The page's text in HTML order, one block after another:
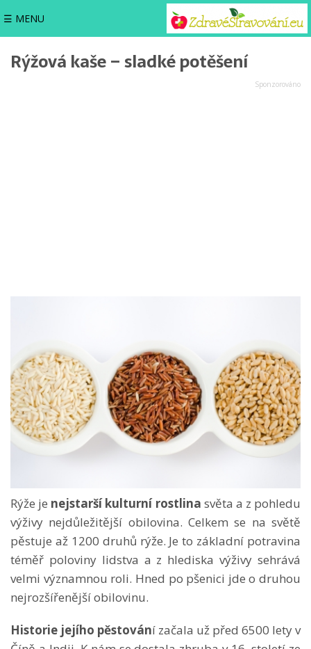
☰ MENU
Rýžová kaše – sladké potěšení
Rýže je nejstarší kulturní rostlina světa a z pohledu
výživy nejdůležitější obilovina. Celkem se na světě
pěstuje až 1200 druhů rýže. Je to základní potravina
téměř poloviny lidstva a z hlediska výživy sehrává
velmi významnou roli. Hned po pšenici jde o druhou
nejrozšířenější obilovinu.
Historie jejího pěstování začala už před 6500 lety v